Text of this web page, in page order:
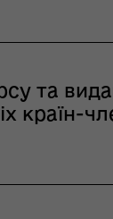
та
країн-